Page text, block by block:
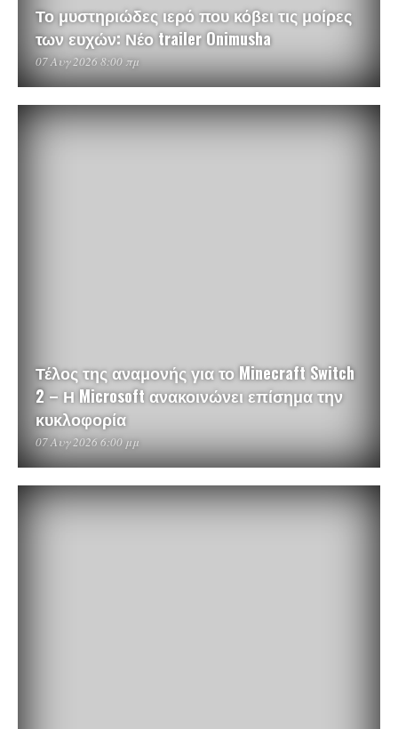
Το μυστηριώδες ιερό που κόβει τις μοίρες
των ευχών: Νέο trailer Onimusha
07 Αυγ 2026 8:00 πμ
Τέλος της αναμονής για το Minecraft Switch
2 – Η Microsoft ανακοινώνει επίσημα την
κυκλοφορία
07 Αυγ 2026 6:00 μμ